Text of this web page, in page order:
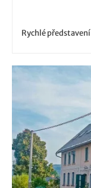
Rychlépředstavení